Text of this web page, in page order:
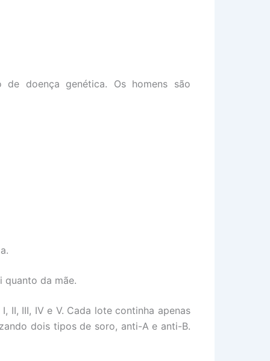
doença genética. Os homens são
quanto da mãe.
III, IV e V. Cada lote continha apenas
dois tipos de soro, anti-A e anti-B.